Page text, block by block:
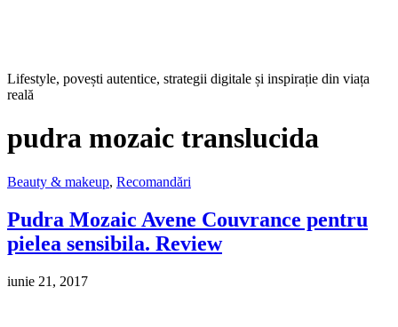
Lifestyle, povești autentice, strategii digitale și inspirație din viața
reală
pudra mozaic translucida
Beauty & makeup, Recomandări
Pudra Mozaic Avene Couvrance pentru
pielea sensibila. Review
iunie 21, 2017